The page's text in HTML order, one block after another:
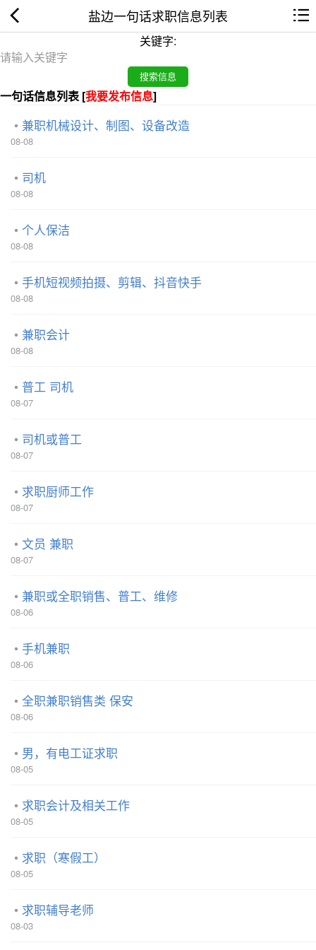
盐边一句话求职信息列表
关键字:
一句话信息列表 [我要发布信息]
兼职机械设计、制图、设备改造
08-08
司机
08-08
个人保洁
08-08
手机短视频拍摄、剪辑、抖音快手
08-08
兼职会计
08-08
普工 司机
08-07
司机或普工
08-07
求职厨师工作
08-07
文员 兼职
08-07
兼职或全职销售、普工、维修
08-06
手机兼职
08-06
全职兼职销售类 保安
08-06
男，有电工证求职
08-05
求职会计及相关工作
08-05
求职（寒假工）
08-05
求职辅导老师
08-03